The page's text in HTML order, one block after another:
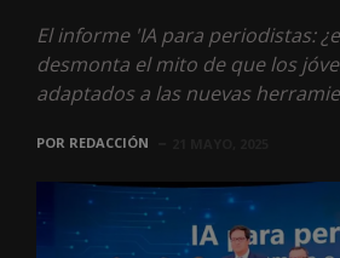
El informe 'IA para periodistas:
desmonta el mito de que los
adaptados a las nuevas
POR REDACCIÓN